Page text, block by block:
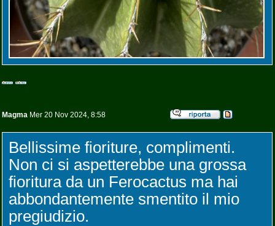
Magma Mer 20 Nov 2024, 8:58
Bellissime fioriture, complimenti.
Non ci si aspetterebbe una grossa
fioritura da un Ferocactus ma hai
abbondantemente smentito il mio
pregiudizio.